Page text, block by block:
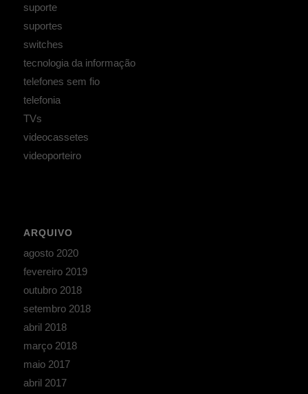
suporte
suportes
switches
tecnologia da informação
telefones sem fio
telefonia
TVs
videocassetes
videoporteiro
ARQUIVO
agosto 2020
fevereiro 2019
outubro 2018
setembro 2018
abril 2018
março 2018
maio 2017
abril 2017